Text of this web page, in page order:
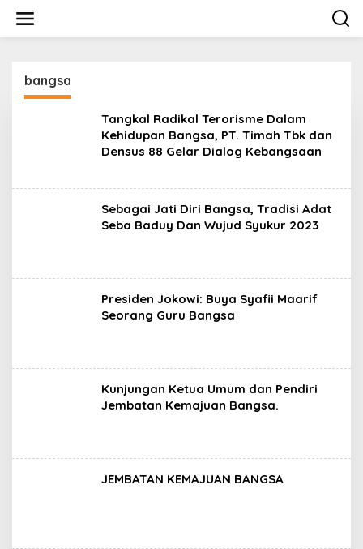
konten
bangsa
Tangkal Radikal Terorisme Dalam
Kehidupan Bangsa, PT. Timah Tbk dan
Densus 88 Gelar Dialog Kebangsaan
Sebagai Jati Diri Bangsa, Tradisi Adat
Seba Baduy Dan Wujud Syukur 2023
Presiden Jokowi: Buya Syafii Maarif
Seorang Guru Bangsa
Kunjungan Ketua Umum dan Pendiri
Jembatan Kemajuan Bangsa.
JEMBATAN KEMAJUAN BANGSA